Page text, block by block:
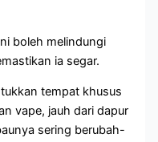
boleh melindungi
ia segar.
tempat khusus
vape, jauh dari dapur
sering berubah-